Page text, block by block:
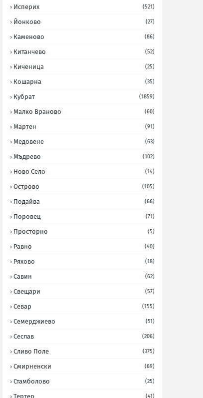
Исперих (521)
Йонково (27)
Каменово (86)
Китанчево (52)
Киченица (25)
Кошарна (35)
Кубрат (1859)
Малко Враново (60)
Мартен (91)
Медовене (63)
Мъдрево (102)
Ново Село (14)
Острово (105)
Подайва (66)
Поровец (71)
Просторно (5)
Равно (40)
Ряхово (18)
Савин (62)
Свещари (57)
Севар (155)
Семерджиево (51)
Сеслав (206)
Сливо Поле (375)
Смирненски (69)
Стамболово (25)
Тертер (41)